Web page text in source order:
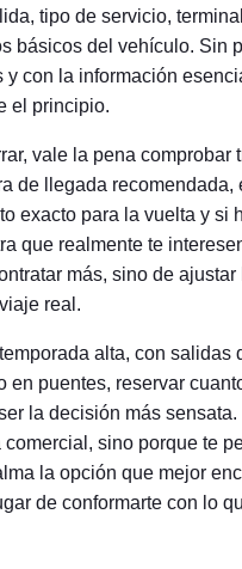
tipo de servicio,
básicos del vehículo. Sin
y con la información
el principio.
vale la pena comprobar
de llegada recomendada,
exacto para la vuelta y si
que realmente te
más, sino de ajustar
real.
alta, con salidas
en puentes, reservar
la decisión más sensata.
comercial, sino porque te
la opción que mejor
de conformarte con lo